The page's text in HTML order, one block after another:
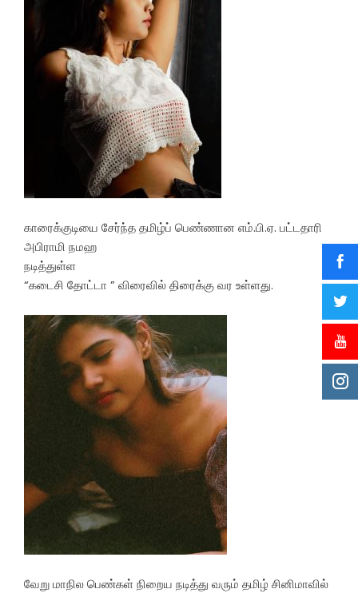
காரைக்குடியை சேர்ந்த தமிழ்ப் பெண்ணான எம்.பி.ஏ. பட்டதாரி
அபிராமி நமஹ
நடித்துள்ள
“கடைசி தோட்டா ” விரைவில் திரைக்கு வர உள்ளது.
வேறு மாநில பெண்கள் நிறைய நடித்து வரும் தமிழ் சினிமாவில்